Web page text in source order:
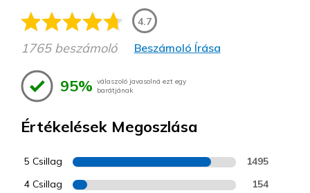
4.7
1765 beszámoló Beszámoló Írása
95% válaszoló javasolná ezt egy
barátjának
Értékelések Megoszlása
5 Csillag 1495
4 Csillag 154